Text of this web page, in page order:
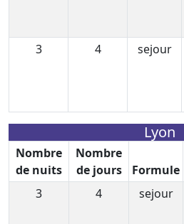
3
4 sejour
Lyon
Nombre
de nuits
Nombre
de jours
Formule
3
4 sejour